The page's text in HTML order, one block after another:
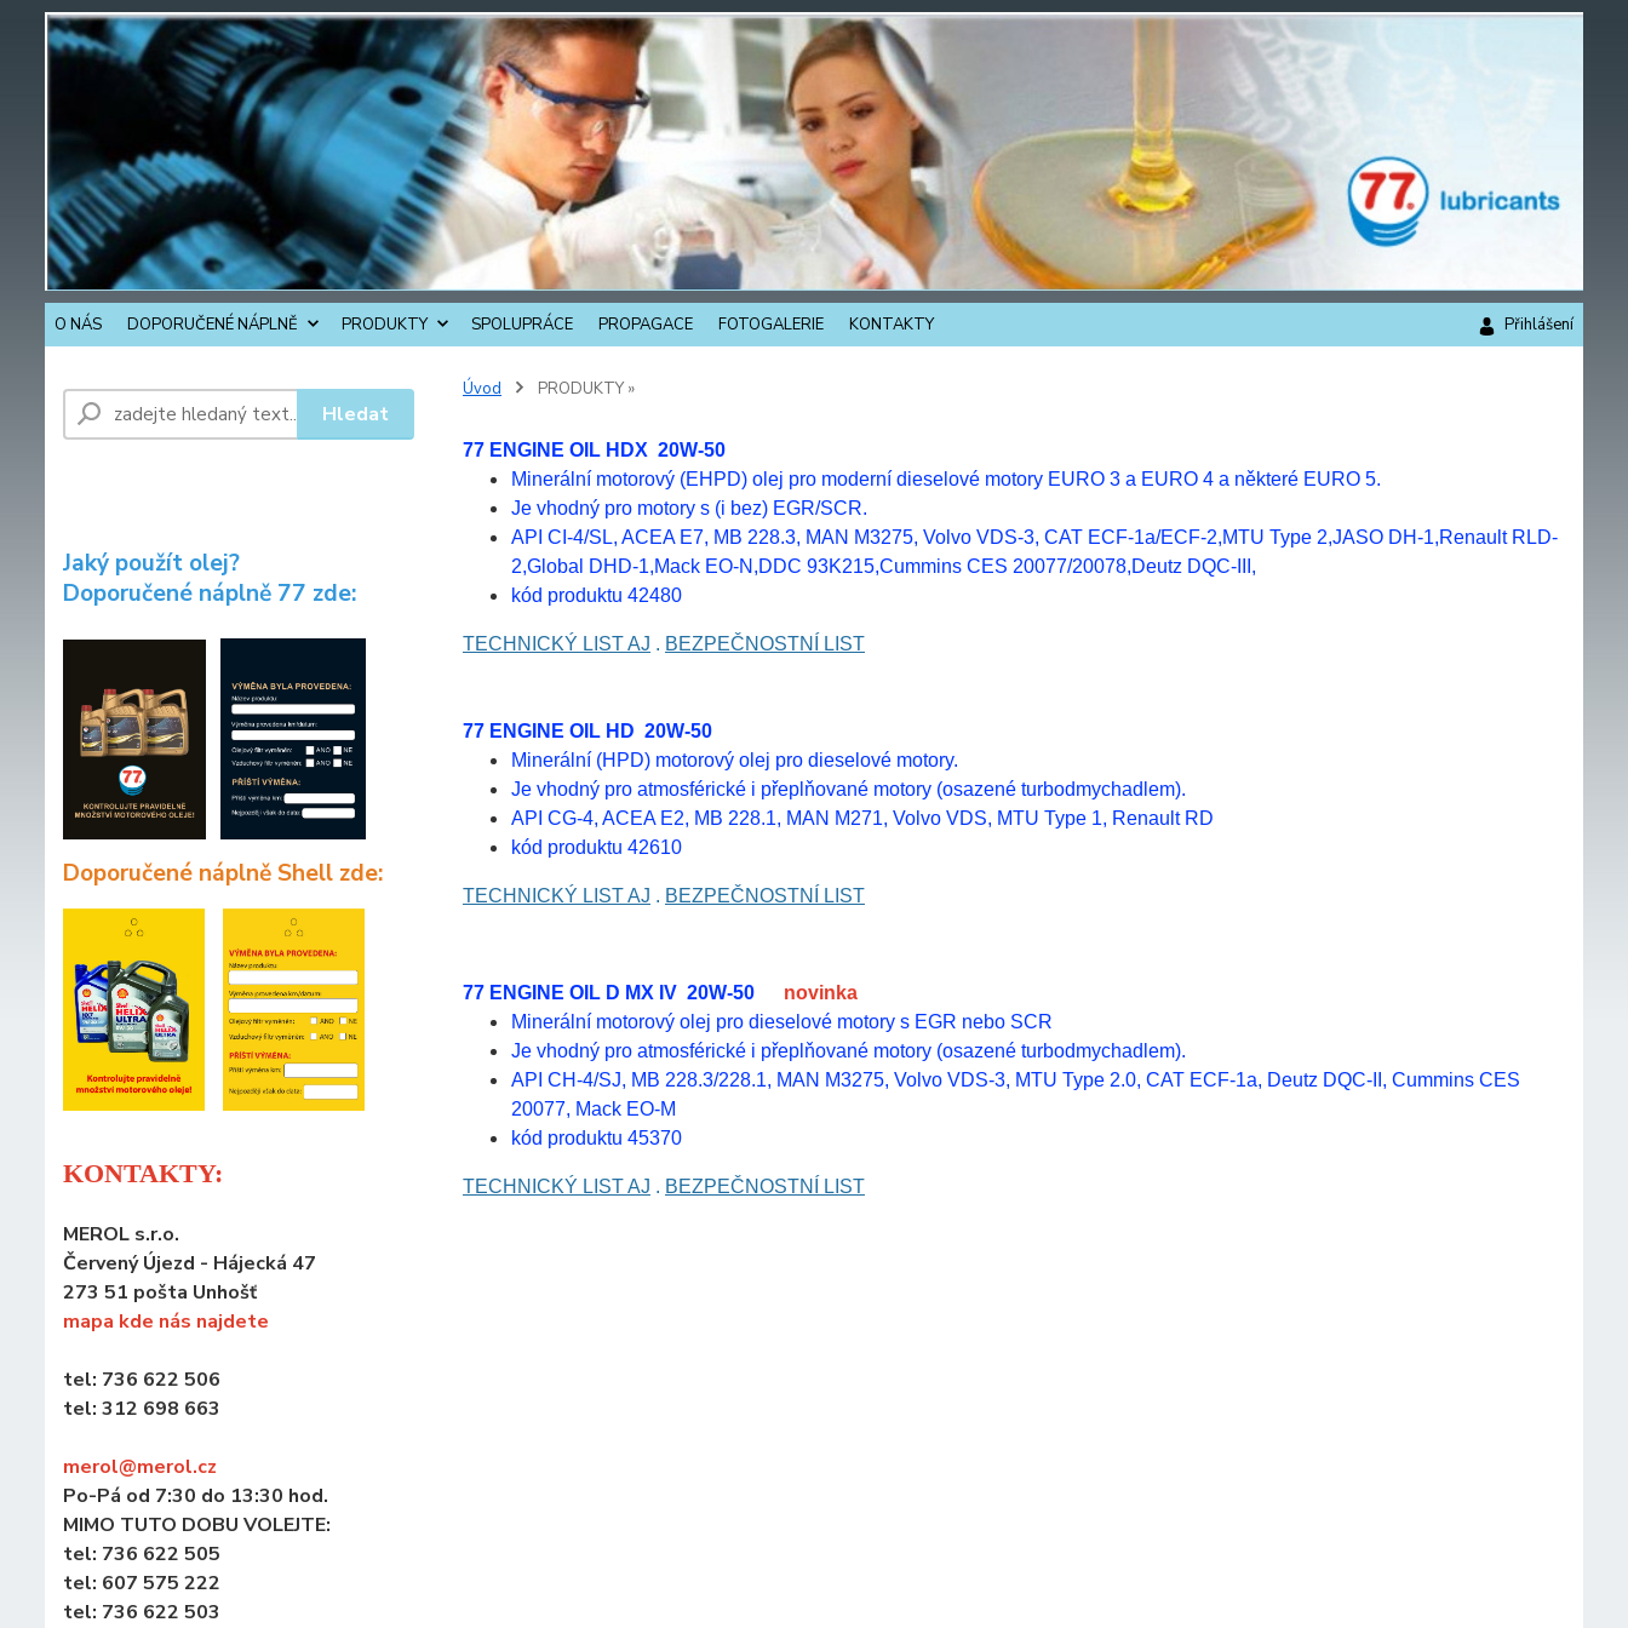
O NÁS DOPORUČENÉ NÁPLNĚ PRODUKTY SPOLUPRÁCE PROPAGACE FOTOGALERIE KONTAKTY Přihlášení
Hledat
Jaký použít olej?
Doporučené náplně 77 zde:
Doporučené náplně Shell zde:
KONTAKTY:
MEROL s.r.o.
Červený Újezd - Hájecká 47
273 51 pošta Unhošť
mapa kde nás najdete
tel: 736 622 506
tel: 312 698 663
merol@merol.cz
Po-Pá od 7:30 do 13:30 hod.
MIMO TUTO DOBU VOLEJTE:
tel: 736 622 505
tel: 607 575 222
tel: 736 622 503
Úvod PRODUKTY »
77 ENGINE OIL HDX 20W-50
Minerální motorový (EHPD) olej pro moderní dieselové motory EURO 3 a EURO 4 a některé EURO 5.
Je vhodný pro motory s (i bez) EGR/SCR.
API CI-4/SL, ACEA E7, MB 228.3, MAN M3275, Volvo VDS-3, CAT ECF-1a/ECF-2,MTU Type 2,JASO DH-1,Renault RLD-
2,Global DHD-1,Mack EO-N,DDC 93K215,Cummins CES 20077/20078,Deutz DQC-III,
kód produktu 42480
TECHNICKÝ LIST AJ . BEZPEČNOSTNÍ LIST
77 ENGINE OIL HD 20W-50
Minerální (HPD) motorový olej pro dieselové motory.
Je vhodný pro atmosférické i přeplňované motory (osazené turbodmychadlem).
API CG-4, ACEA E2, MB 228.1, MAN M271, Volvo VDS, MTU Type 1, Renault RD
kód produktu 42610
TECHNICKÝ LIST AJ . BEZPEČNOSTNÍ LIST
77 ENGINE OIL D MX IV 20W-50 novinka
Minerální motorový olej pro dieselové motory s EGR nebo SCR
Je vhodný pro atmosférické i přeplňované motory (osazené turbodmychadlem).
API CH-4/SJ, MB 228.3/228.1, MAN M3275, Volvo VDS-3, MTU Type 2.0, CAT ECF-1a, Deutz DQC-II, Cummins CES
20077, Mack EO-M
kód produktu 45370
TECHNICKÝ LIST AJ . BEZPEČNOSTNÍ LIST